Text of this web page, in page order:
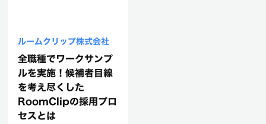
ルームクリップ株式会社
全職種でワークサンプ
ルを実施！候補者目線
を考え尽くした
RoomClipの採用プロ
セスとは